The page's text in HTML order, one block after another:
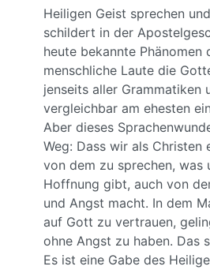
Heiligen Geist sprechen
schildert in der
heute bekannte Phänomen
menschliche Laute die
jenseits aller Grammatiken
vergleichbar am ehesten
Aber dieses
Weg: Dass wir als Christen
von dem zu sprechen, was
Hoffnung gibt, auch von
und Angst macht. In dem
auf Gott zu vertrauen,
ohne Angst zu haben. Das
Es ist eine Gabe des